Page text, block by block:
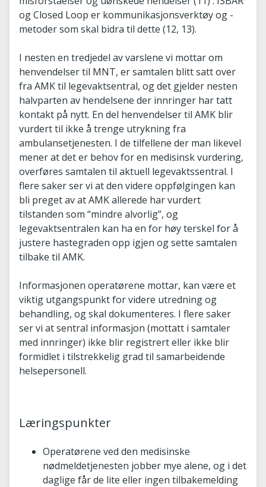
og Closed Loop er kommunikasjonsverktøy og -
metoder som skal bidra til dette (12, 13).
I nesten en tredjedel av varslene vi mottar om
henvendelser til MNT, er samtalen blitt satt over
fra AMK til legevaktsentral, og det gjelder nesten
halvparten av hendelsene der innringer har tatt
kontakt på nytt. En del henvendelser til AMK blir
vurdert til ikke å trenge utrykning fra
ambulansetjenesten. I de tilfellene der man likevel
mener at det er behov for en medisinsk vurdering,
overføres samtalen til aktuell legevaktssentral. I
flere saker ser vi at den videre oppfølgingen kan
bli preget av at AMK allerede har vurdert
tilstanden som “mindre alvorlig”, og
legevaktsentralen kan ha en for høy terskel for å
justere hastegraden opp igjen og sette samtalen
tilbake til AMK.
Informasjonen operatørene mottar, kan være et
viktig utgangspunkt for videre utredning og
behandling, og skal dokumenteres. I flere saker
ser vi at sentral informasjon (mottatt i samtaler
med innringer) ikke blir registrert eller ikke blir
formidlet i tilstrekkelig grad til samarbeidende
helsepersonell.
Læringspunkter
Operatørene ved den medisinske
nødmeldetjenesten jobber mye alene, og i det
daglige får de lite eller ingen tilbakemelding